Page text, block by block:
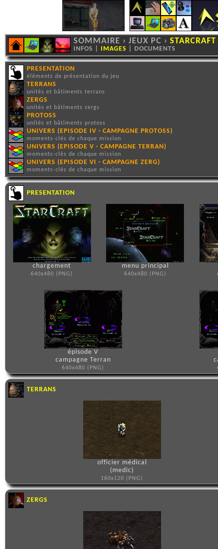
SOMMAIRE › JEUX PC ›
INFOS IMAGES DOCUMENTS
PRESENTATION
éléments de présentation du jeu
TERRANS
unités et bâtiments terrans
ZERGS
unités et bâtiments zergs
PROTOSS
unités et bâtiments protoss
UNIVERS (EPISODE IV - CAMPAGNE PROTOSS)
moments-clés de chaque mission
UNIVERS (EPISODE V - CAMPAGNE TERRAN)
moments-clés de chaque mission
UNIVERS (EPISODE VI - CAMPAGNE ZERG)
moments-clés de chaque mission
PRESENTATION
chargement
640x480 (PNG)
menu principal
640x480 (PNG)
épisode V
campagne Terran
640x480 (PNG)
TERRANS
officier médical
(medic)
160x120 (PNG)
ZERGS